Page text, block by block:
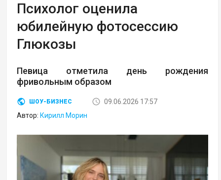
Психолог оценила
юбилейную фотосессию
Глюкозы
Певица отметила день рождения
фривольным образом
ШОУ-БИЗНЕС
09.06.2026 17:57
Автор: Кирилл Морин